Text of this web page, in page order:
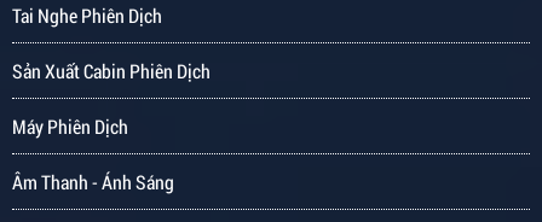
Tai Nghe Phiên Dịch
Sản Xuất Cabin Phiên Dịch
Máy Phiên Dịch
Âm Thanh - Ánh Sáng